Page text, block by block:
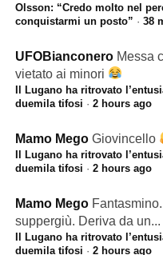
Olsson: “Credo molto nel
conquistarmi un posto” · 38
UFOBianconero Messa
vietato ai minori
Il Lugano ha ritrovato
duemila tifosi · 2 hours ago
Mamo Mego Giovincello
Il Lugano ha ritrovato
duemila tifosi · 2 hours ago
Mamo Mego
suppergiù. Deriva da un...
Il Lugano ha ritrovato
duemila tifosi · 2 hours ago